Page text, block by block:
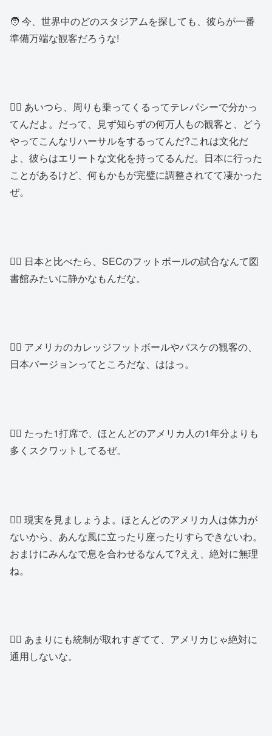
🧑 今、世界中のどのスタジアムを探しても、彼らが一番
準備万端な観客だろうな!
👱‍♂️ あいつら、周りも乗ってくるってテレパシーで分かっ
てんだよ。だって、見ず知らずの何万人もの観客と、どう
やってこんなリハーサルをするってんだ?これは文化だ
よ、彼らはエリートな文化を持ってるんだ。日本に行った
ことがあるけど、何もかもが完璧に調整されてて凄かった
ぜ。
👱‍♂️ 日本と比べたら、SECのフットボールの試合なんて図
書館みたいに静かなもんだな。
👱‍♂️ アメリカのカレッジフットボールやバスケの観客の、
日本バージョンってところだな、ははっ。
👱‍♂️ たった1打席で、ほとんどのアメリカ人の1年分よりも
多くスクワットしてるぜ。
👱‍♀️ 現実を見ましょうよ。ほとんどのアメリカ人は体力が
ないから、あんな風に立ったり座ったりすらできないわ。
おまけにみんなで息を合わせるなんて?ええ、絶対に無理
ね。
👱‍♂️ あまりにも統制が取れすぎてて、アメリカじゃ絶対に
通用しないな。